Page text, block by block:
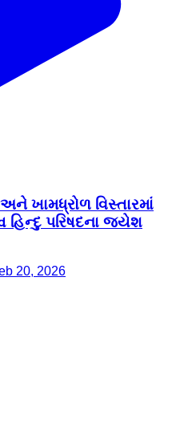
ખામધ્રોળ વિસ્તારમાં
હિન્દુ પરિષદના જયેશ
20, 2026